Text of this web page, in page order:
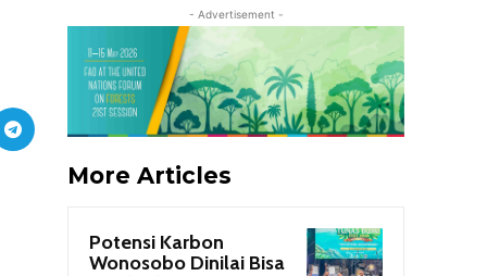
- Advertisement -
More Articles
Potensi Karbon
Wonosobo Dinilai Bisa